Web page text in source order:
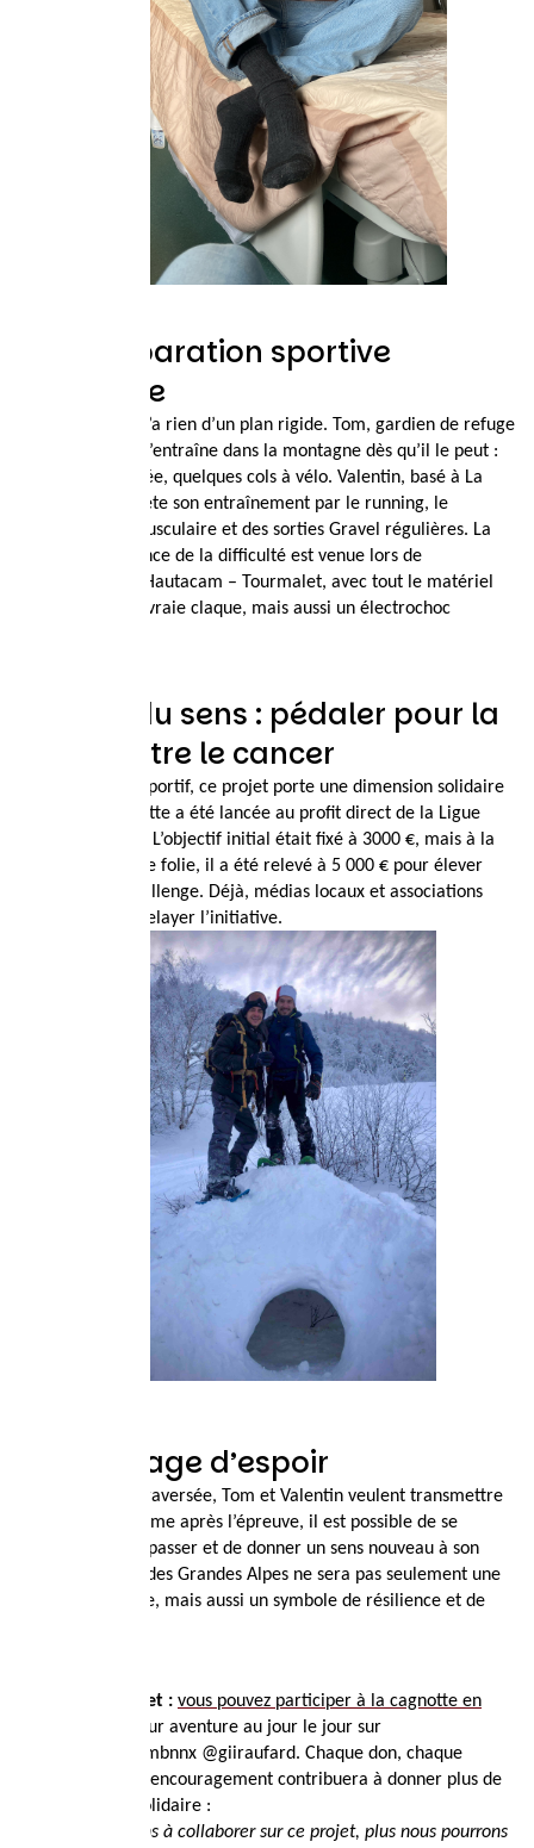
Une préparation sportive
exigeante
La préparation n’a rien d’un plan rigide. Tom, gardien de refuge
dans les Écrins, s’entraîne dans la montagne dès qu’il le peut :
course, randonnée, quelques cols à vélo. Valentin, basé à La
Rochelle, complète son entraînement par le running, le
renforcement musculaire et des sorties Gravel régulières. La
prise de conscience de la difficulté est venue lors de
l’enchainement Hautacam – Tourmalet, avec tout le matériel
sur le vélo : une vraie claque, mais aussi un électrochoc
Donner du sens : pédaler pour la
lutte contre le cancer
Au-delà du défi sportif, ce projet porte une dimension solidaire
forte. Une cagnotte a été lancée au profit direct de la Ligue
contre le cancer. L’objectif initial était fixé à 3000 €, mais à la
suite d’un élan de folie, il a été relevé à 5 000 € pour élever
davantage le challenge. Déjà, médias locaux et associations
commencent à relayer l’initiative.
Un message d’espoir
À travers cette traversée, Tom et Valentin veulent transmettre
un message : même après l’épreuve, il est possible de se
relever, de se dépasser et de donner un sens nouveau à son
parcours. Route des Grandes Alpes ne sera pas seulement une
aventure sportive, mais aussi un symbole de résilience et de
Soutenir le projet : vous pouvez participer à la cagnotte en
et suivre leur aventure au jour le jour sur
tombnnx @giiraufard. Chaque don, chaque
partage, chaque encouragement contribuera à donner plus de
force à ce défi solidaire :
« Plus nous serons à collaborer sur ce projet, plus nous pourrons